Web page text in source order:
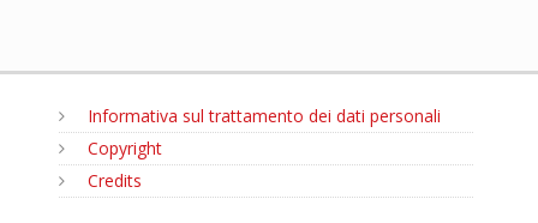
Informativa sul trattamento dei dati personali
Copyright
Credits